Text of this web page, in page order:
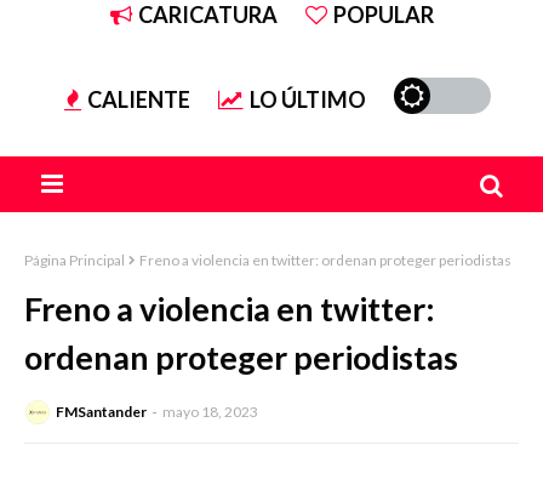
CARICATURA POPULAR
CALIENTE LO ÚLTIMO
Página Principal Freno a violencia en twitter: ordenan proteger periodistas
Freno a violencia en twitter:
ordenan proteger periodistas
FMSantander mayo 18, 2023